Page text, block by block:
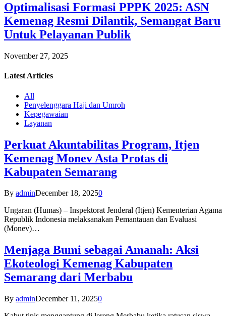
Optimalisasi Formasi PPPK 2025: ASN
Kemenag Resmi Dilantik, Semangat Baru
Untuk Pelayanan Publik
November 27, 2025
Latest Articles
All
Penyelenggara Haji dan Umroh
Kepegawaian
Layanan
Perkuat Akuntabilitas Program, Itjen
Kemenag Monev Asta Protas di
Kabupaten Semarang
By adminDecember 18, 20250
Ungaran (Humas) – Inspektorat Jenderal (Itjen) Kementerian Agama
Republik Indonesia melaksanakan Pemantauan dan Evaluasi
(Monev)…
Menjaga Bumi sebagai Amanah: Aksi
Ekoteologi Kemenag Kabupaten
Semarang dari Merbabu
By adminDecember 11, 20250